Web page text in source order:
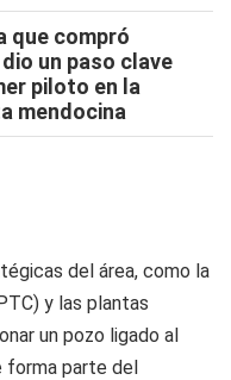
que compró
un paso clave
piloto en la
mendocina
del área, como la
y las plantas
un pozo ligado al
forma parte del